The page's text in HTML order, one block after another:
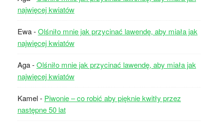
najwięcej kwiatów
Ewa-Olśniło mnie jak przycinać lawendę, aby miała jak
najwięcej kwiatów
Aga-Olśniło mnie jak przycinać lawendę, aby miała jak
najwięcej kwiatów
Kamel- Piwonie – co robić aby pięknie kwitły przez
następne 50 lat